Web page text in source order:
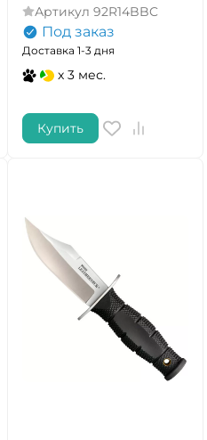
Артикул 92R14BBC
Под заказ
Доставка 1-3 дня
x 3 мес.
Купить